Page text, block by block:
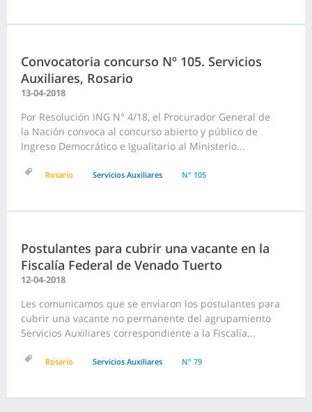
Convocatoria concurso Nº 105. Servicios
Auxiliares, Rosario
13-04-2018
Por Resolución ING N° 4/18, el Procurador General de
la Nación convoca al concurso abierto y público de
Ingreso Democrático e Igualitario al Ministerio...
Rosario Servicios Auxiliares N° 105
Postulantes para cubrir una vacante en la
Fiscalía Federal de Venado Tuerto
12-04-2018
Les comunicamos que se enviaron los postulantes para
cubrir una vacante no permanente del agrupamiento
Servicios Auxiliares correspondiente a la Fiscalía...
Rosario Servicios Auxiliares N° 79